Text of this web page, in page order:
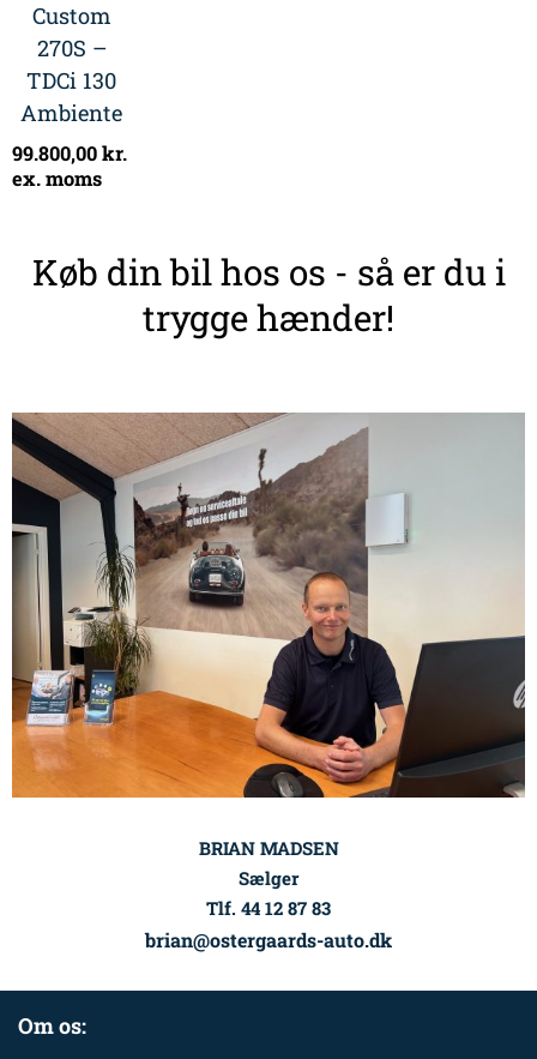
Custom
270S –
TDCi 130
Ambiente
99.800,00kr.
ex. moms
Køb din bil hos os - så er du i
trygge hænder!
BRIAN MADSEN
Sælger
Tlf. 44 12 87 83
brian@ostergaards-auto.dk
Om os: